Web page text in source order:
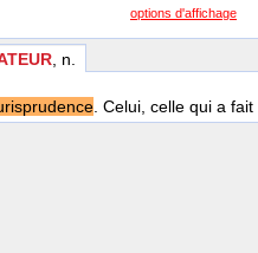
options d'affichage
, n.
. Celui, celle qui a